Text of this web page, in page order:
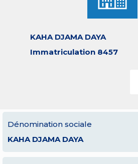
KAHA DJAMA DAYA
Immatriculation 8457
Dénomination sociale
KAHA DJAMA DAYA